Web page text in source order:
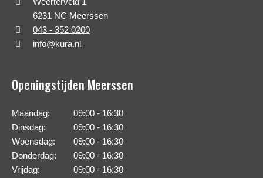
6231 NC Meerssen
043 - 352 0200
info@kura.nl
Openingstijden Meerssen
Maandag:
09:00 - 16:30
Dinsdag:
09:00 - 16:30
Woensdag:
09:00 - 16:30
Donderdag:
09:00 - 16:30
Vrijdag:
09:00 - 16:30